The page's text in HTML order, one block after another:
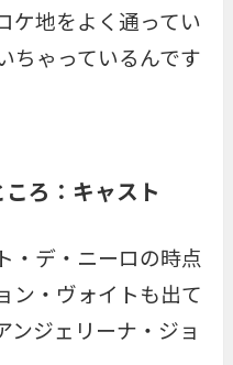
ケ地をよく通ってい
ちゃっているんです
ろ：キャスト
・デ・ニーロの時点
ン・ヴォイトも出て
ンジェリーナ・ジョ